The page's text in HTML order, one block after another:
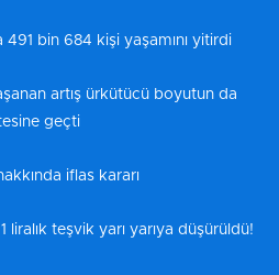
491 bin 684 kişi yaşamını yitirdi
artış ürkütücü boyutun da
geçti
iflas kararı
teşvik yarı yarıya düşürüldü!